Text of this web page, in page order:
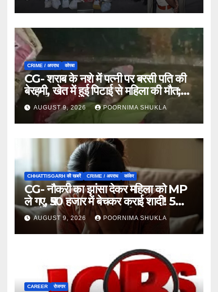
CRIME / अपराध कोरबा
CG- शराब के नशे में पत्नी पर बरसी पति की
बेरहमी, खेत में हुई पिटाई से महिला की मौत;
आरोपी फरार…
AUGUST 9, 2026 POORNIMA SHUKLA
CHHATTISGARH की खबरें CRIME / अपराध कांकेर
CG- नौकरी का झांसा देकर महिला को MP
ले गए, ₹50 हजार में बेचकर कराई शादी! 5
महीने बाद खुला पूरा राज, 3 गिरफ्तार…
AUGUST 9, 2026 POORNIMA SHUKLA
CAREER रोजगार